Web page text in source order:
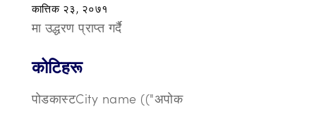
कात्तिक २३, २०७१
मा उद्धरण प्राप्त गर्दै
कोटिहरू
पोडकास्टCity name (("अपोक